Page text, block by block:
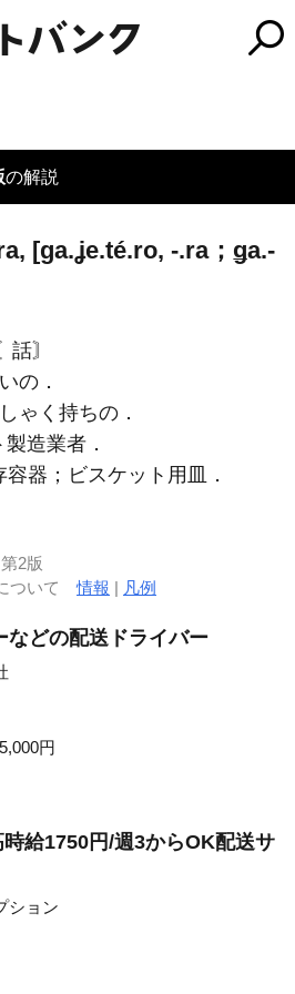
の解説
[ɡa.ʝe.té.ro, -.ra；ǥa.-
〙
の．
ゃく持ちの．
造業者．
器；ビスケット用皿．
2版
について情報 | 凡例
などの配送ドライバー
円
給1750円/週3からOK配送サ
ション